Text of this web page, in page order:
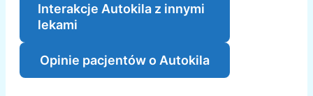
Interakcje Autokila z innymi
lekami
Opinie pacjentów o Autokila